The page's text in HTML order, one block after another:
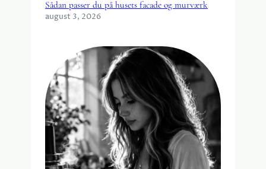
Sådan passer du på husets facade og murværk
august 3, 2026